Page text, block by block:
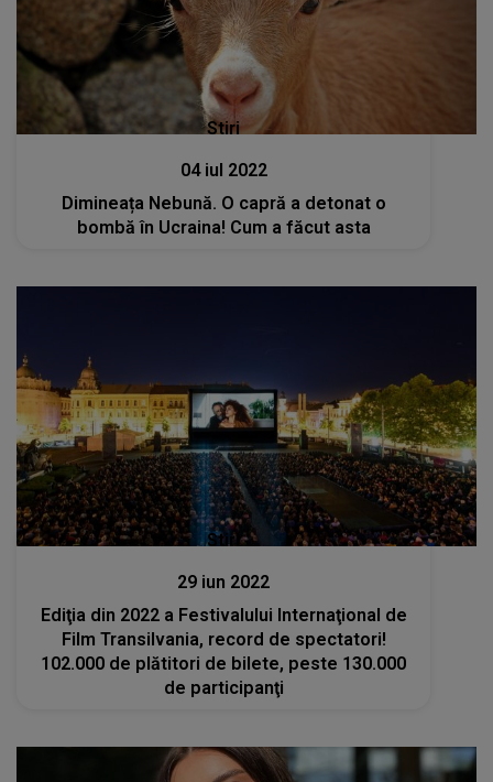
Stiri
04 iul 2022
Dimineața Nebună. O capră a detonat o
bombă în Ucraina! Cum a făcut asta
Stiri
29 iun 2022
Ediţia din 2022 a Festivalului Internaţional de
Film Transilvania, record de spectatori!
102.000 de plătitori de bilete, peste 130.000
de participanţi